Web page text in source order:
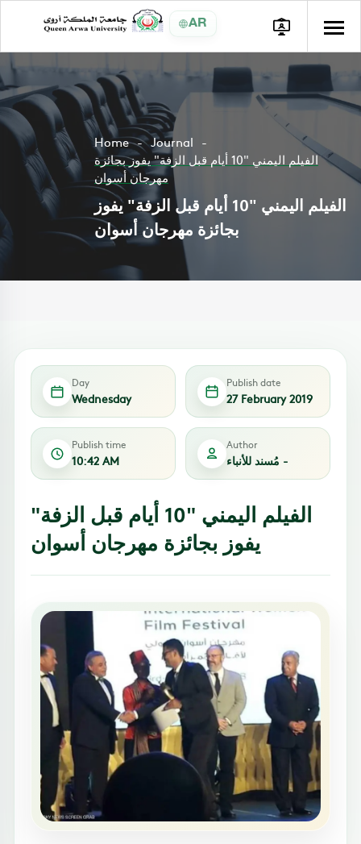
AR
Home
Journal
الفيلم اليمني "10 أيام قبل الزفة" يفوز بجائزة
مهرجان أسوان
الفيلم اليمني "10 أيام قبل الزفة" يفوز
بجائزة مهرجان أسوان
Day
Wednesday
Publish date
27 February 2019
Publish time
10:42 AM
Author
مُسند للأنباء -
الفيلم اليمني "10 أيام قبل الزفة"
يفوز بجائزة مهرجان أسوان